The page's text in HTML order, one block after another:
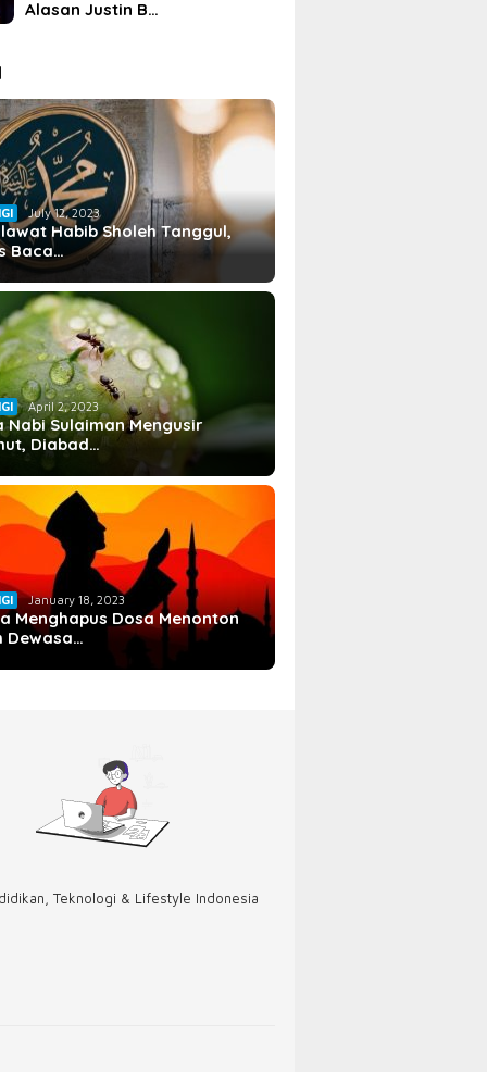
Alasan Justin B…
July 12, 2023
Habib Sholeh Tanggul,
Baca…
April 2, 2023
Nabi Sulaiman Mengusir
Diabad…
January 18, 2023
Menghapus Dosa Menonton
Dewasa…
Teknologi & Lifestyle Indonesia